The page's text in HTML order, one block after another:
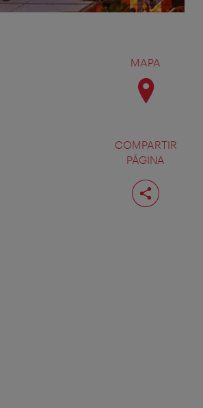
MAPA
COMPARTIR
PÁGINA
Compartir
página